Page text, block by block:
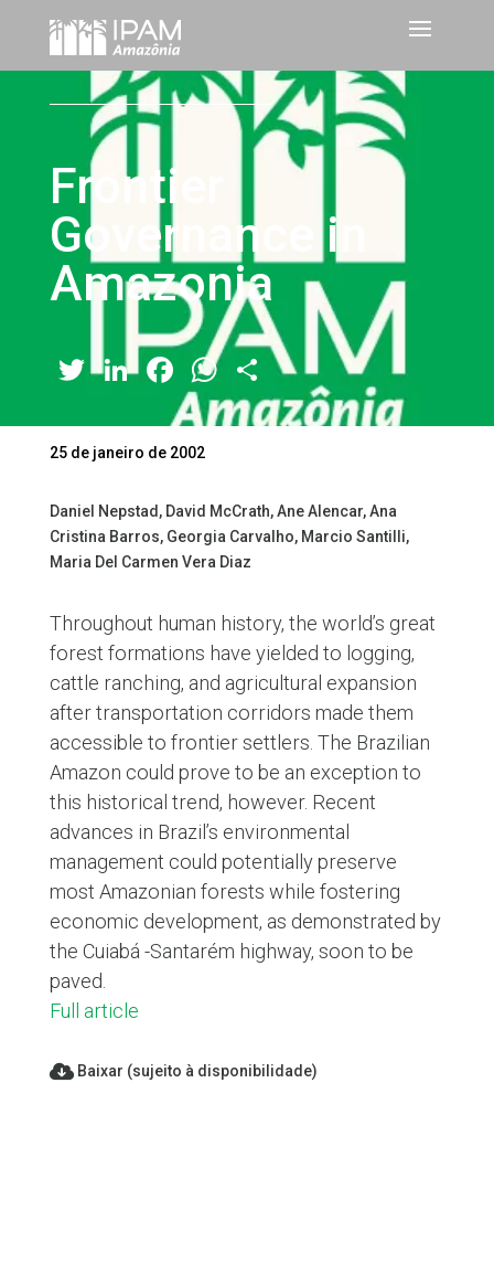
Frontier
Governance in
Amazonia
Twitter
LinkedIn
Facebook
WhatsApp
Share
25 de janeiro de 2002
Daniel Nepstad, David McCrath, Ane Alencar, Ana
Cristina Barros, Georgia Carvalho, Marcio Santilli,
Maria Del Carmen Vera Diaz
Throughout human history, the world’s great
forest formations have yielded to logging,
cattle ranching, and agricultural expansion
after transportation corridors made them
accessible to frontier settlers. The Brazilian
Amazon could prove to be an exception to
this historical trend, however. Recent
advances in Brazil’s environmental
management could potentially preserve
most Amazonian forests while fostering
economic development, as demonstrated by
the Cuiabá -Santarém highway, soon to be
paved.
Full article
Baixar (sujeito à disponibilidade)